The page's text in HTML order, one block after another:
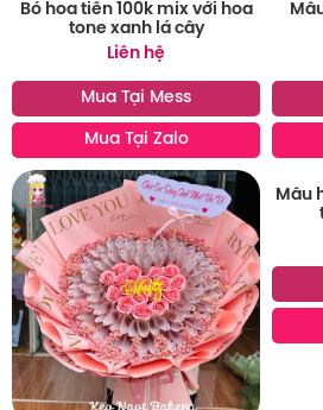
Bó hoa tiền 100k mix với hoa
tone xanh lá cây
Liên hệ
Mua Tại Mess
Mua Tại Zalo
Mẫu